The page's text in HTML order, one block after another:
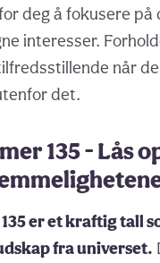
deg å fokusere på
interesser.
når
det.
135 - Lås
er et kraftig tall
fra universet.